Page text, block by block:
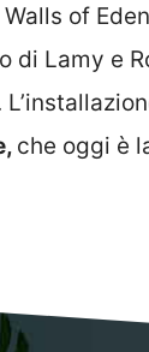
of
di Lamy e
che oggi è